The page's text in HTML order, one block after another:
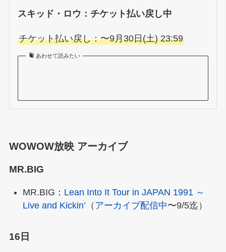
スキッド・ロウ： チケット払い戻し中
チケット払い戻し：〜9月30日(土) 23:59
あわせて読みたい
WOWOW放映 アーカイブ
MR.BIG
MR.BIG： Lean Into It Tour in JAPAN 1991 ～
Live and Kickin’ （ アーカイブ配信中〜9/5迄）
16日